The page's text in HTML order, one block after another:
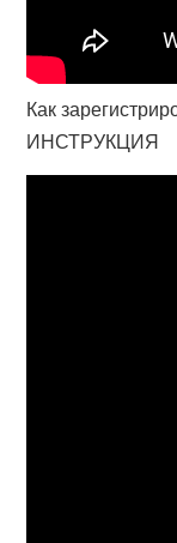
Как
ИНСТРУКЦИЯ